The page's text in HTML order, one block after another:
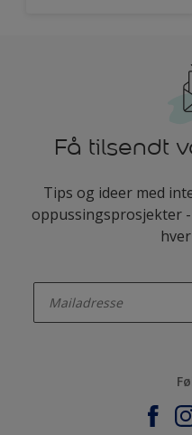
Få tilsendt
Tips og ideer med
oppussingsprosjekter